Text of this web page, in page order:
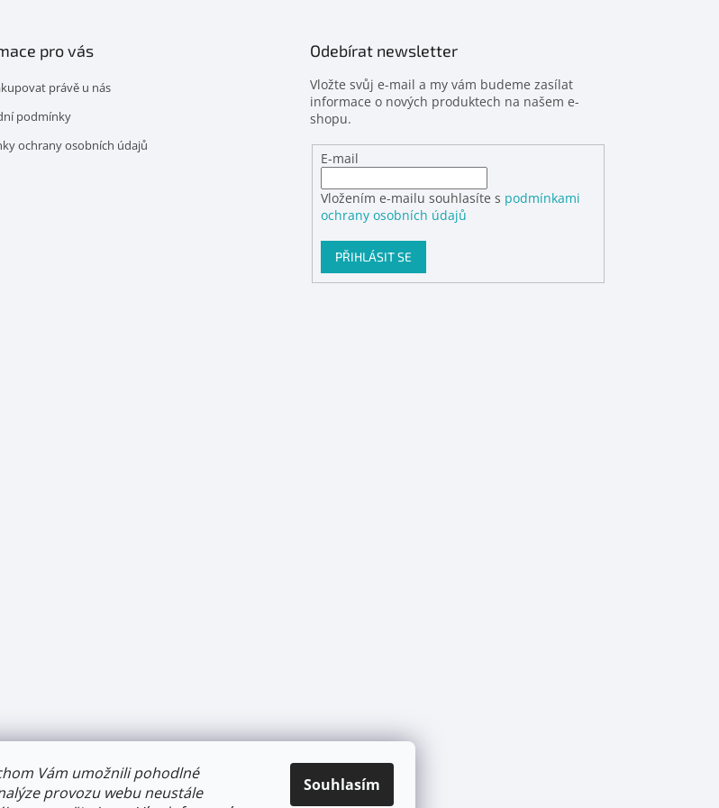
Vám umožnili pohodlné
provozu webu neustále
Souhlasím
pro vás
právě u nás
podmínky
ochrany osobních údajů
Odebírat newsletter
Vložte svůj e-mail a my vám budeme zasílat
informace o nových produktech na našem e-
shopu.
E-mail
Vložením e-mailu souhlasíte s podmínkami
ochrany osobních údajů
PŘIHLÁSIT SE